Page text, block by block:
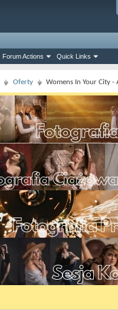
Forum Actions Quick Links
Oferty Womens In Your City -